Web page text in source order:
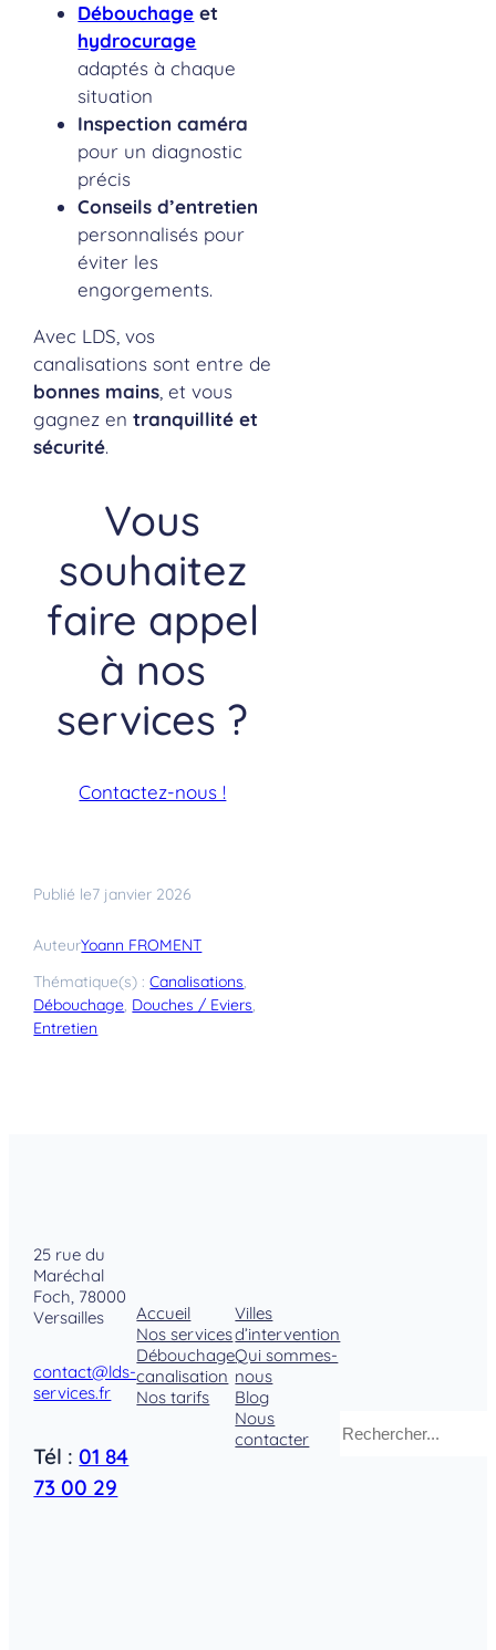
Débouchage et
hydrocurage
adaptés à chaque
situation
Inspection caméra
pour un diagnostic
précis
Conseils d’entretien
personnalisés pour
éviter les
engorgements.
Avec LDS, vos
canalisations sont entre de
bonnes mains , et vous
gagnez entranquillité et
sécurité.
Vous
souhaitez
faire appel
à nos
services ?
Contactez-nous !
Publié le7 janvier 2026
AuteurYoann FROMENT
Thématique(s) :Canalisations
Débouchage, Douches / Eviers
Entretien
25 rue du
Maréchal
Foch, 78000
Versailles
contact@lds-
services.fr
Tél :01 84
73 00 29
Accueil
Nos services
Débouchage
canalisation
Nos tarifs
Villes
d’intervention
Qui sommes-
nous
Blog
Nous
contacter